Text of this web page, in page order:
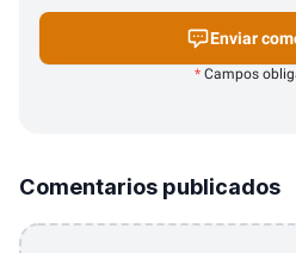
Enviar
* Campos
Comentarios publicados